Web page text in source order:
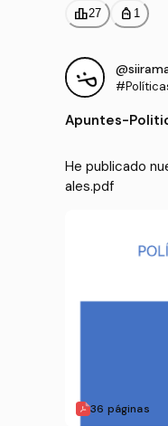
leaderboard27 personal_bag 1
Apuntes-
He publicado
ales.pdf
36 páginas